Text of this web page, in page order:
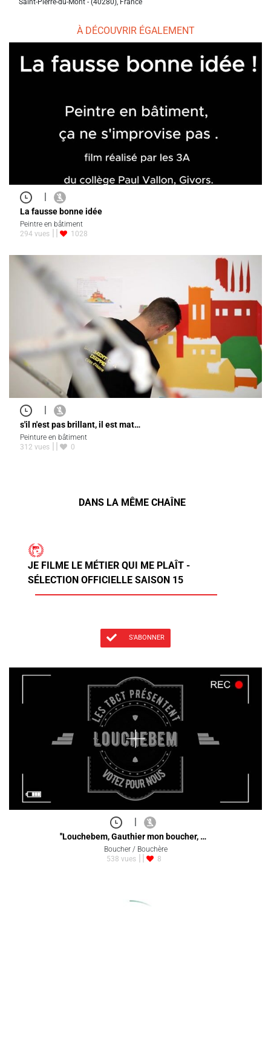
Saint-Pierre-du-Mont - (40280), France
À DÉCOUVRIR ÉGALEMENT
La fausse bonne idée
Peintre en bâtiment
294 vues
1028
|
s'il n'est pas brillant, il est mat…
Peinture en bâtiment
312 vues
0
DANS LA MÊME CHAÎNE
JE FILME LE MÉTIER QUI ME PLAÎT -
SÉLECTION OFFICIELLE SAISON 15
S'ABONNER
''Louchebem, Gauthier mon boucher, …
Boucher / Bouchère
538 vues
8